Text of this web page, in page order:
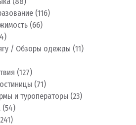
(116)
(66)
/ Обзоры одежды (11)
(127)
(71)
и туроператоры (23)
(54)